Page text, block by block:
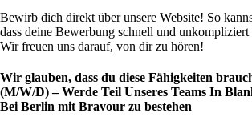
Bewirb dich direkt über unsere Website! So
dass deine Bewerbung schnell und unkompliziert
Wir freuen uns darauf, von dir zu hören!
Wir glauben, dass du diese Fähigkeiten
(M/W/D) – Werde Teil Unseres Teams In
Bei Berlin mit Bravour zu bestehen